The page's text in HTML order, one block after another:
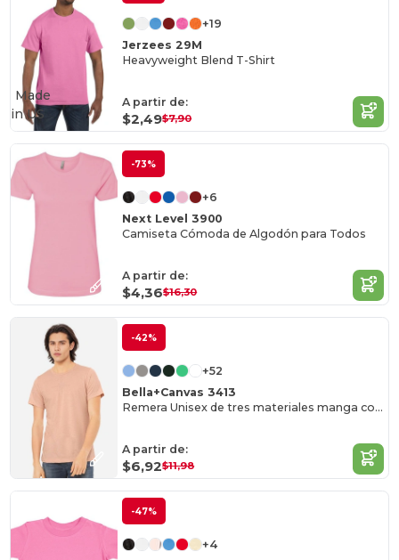
+19
Jerzees 29M
Heavyweight Blend T-Shirt
A partir de:
$2,49$7,90
Made
in US
-73%
+6
Next Level 3900
Camiseta Cómoda de Algodón para Todos
A partir de:
$4,36$16,30
-42%
+52
Bella+Canvas 3413
Remera Unisex de tres materiales manga corta
A partir de:
$6,92$11,98
-47%
+4